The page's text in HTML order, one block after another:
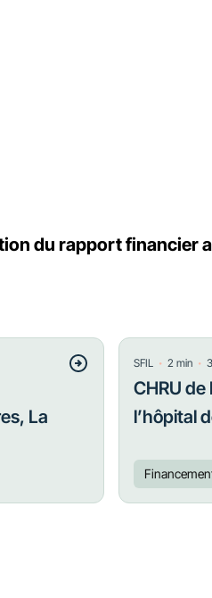
du rapport financier
La
SFIL・ 2 min・
CHRU
l’hôpital